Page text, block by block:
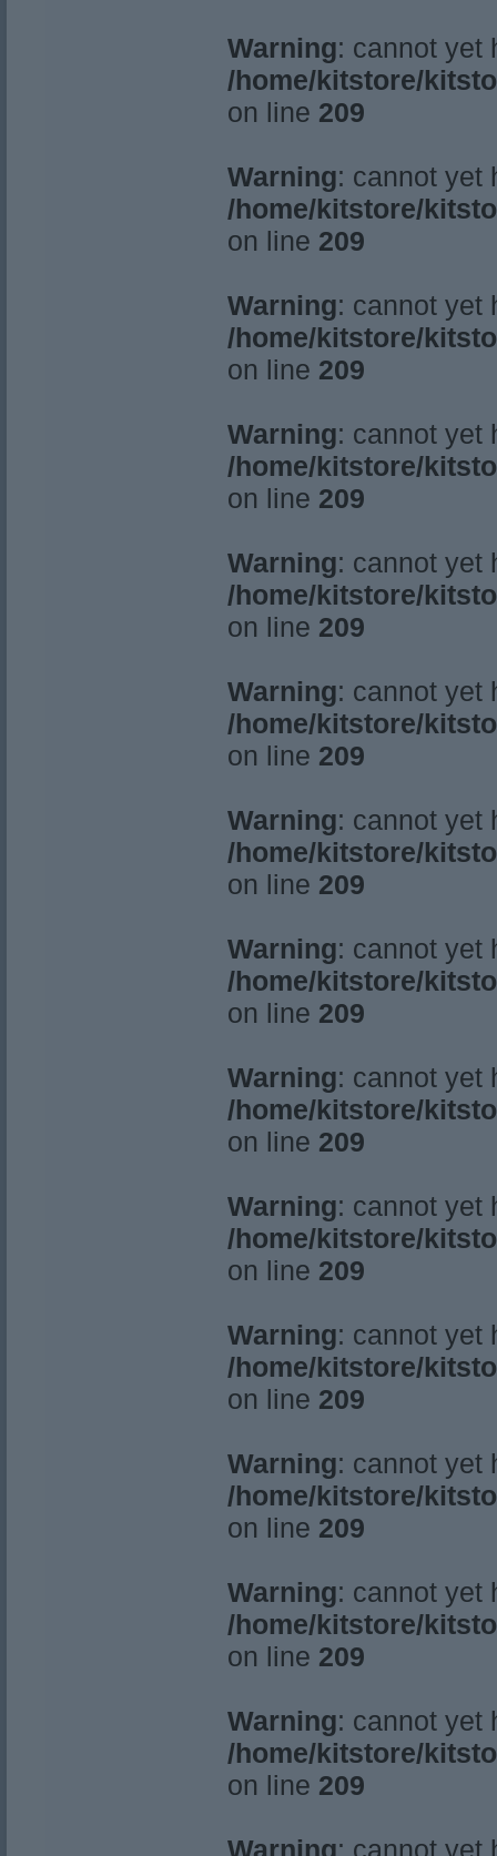
Warning: cannot yet
/home/kitstore/
on line 209
Warning: cannot yet
/home/kitstore/
on line 209
Warning: cannot yet
/home/kitstore/
on line 209
Warning: cannot yet
/home/kitstore/
on line 209
Warning: cannot yet
/home/kitstore/
on line 209
Warning: cannot yet
/home/kitstore/
on line 209
Warning: cannot yet
/home/kitstore/
on line 209
Warning: cannot yet
/home/kitstore/
on line 209
Warning: cannot yet
/home/kitstore/
on line 209
Warning: cannot yet
/home/kitstore/
on line 209
Warning: cannot yet
/home/kitstore/
on line 209
Warning: cannot yet
/home/kitstore/
on line 209
Warning: cannot yet
/home/kitstore/
on line 209
Warning: cannot yet
/home/kitstore/
on line 209
Warning: cannot yet